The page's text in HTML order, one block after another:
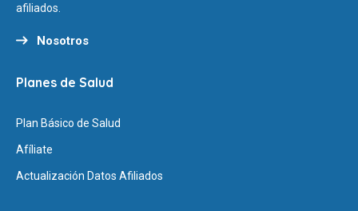
afiliados.
Nosotros
Planes de Salud
Plan Básico de Salud
Afíliate
Actualización Datos Afiliados